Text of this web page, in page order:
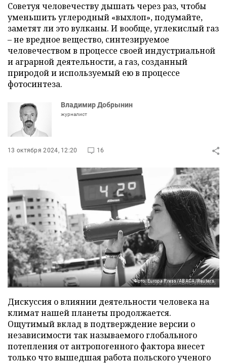
Советуя человечеству дышать через раз, чтобы
уменьшить углеродный «выхлоп», подумайте,
заметят ли это вулканы. И вообще, углекислый газ
– не вредное вещество, синтезируемое
человечеством в процессе своей индустриальной
и аграрной деятельности, а газ, созданный
природой и используемый ею в процессе
фотосинтеза.
Владимир Добрынин
журналист
13 октября 2024, 12:20 16
Фото: Europa Press/ABACA/Reuters
Дискуссия о влиянии деятельности человека на
климат нашей планеты продолжается.
Ощутимый вклад в подтверждение версии о
независимости так называемого глобального
потепления от антропогенного фактора внесет
только что вышедшая работа польского ученого